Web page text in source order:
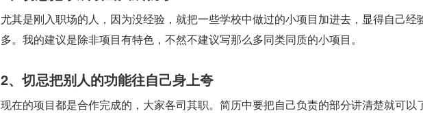
尤其是刚入职场的人，因为没经验，就把一些学校中做过的小项目加进去，显得自己经
多。我的建议是除非项目有特色，不然不建议写那么多同类同质的小项目。
2、切忌把别人的功能往自己身上夸
现在的项目都是合作完成的，大家各司其职。简历中要把自己负责的部分讲清楚就可以